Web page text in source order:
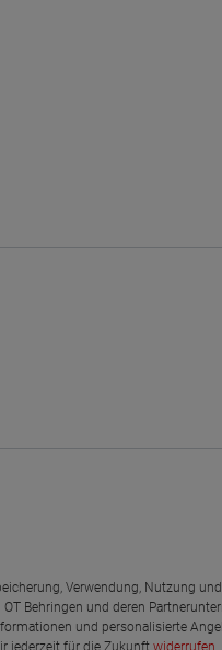
Verwendung, Nutzung
Behringen und deren
und personalisierte
jederzeit für die Zukunft widerrufen